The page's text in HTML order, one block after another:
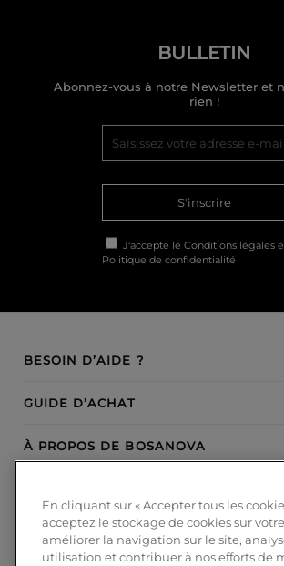
BULLETIN
Abonnez-vous à notre Newsletter et
rien !
S'inscrire
J'accepte le Conditions légales
Politique de confidentialité
BESOIN D’AIDE ?
GUIDE D’ACHAT
À PROPOS DE BOSANOVA
MODES DE PAIEMENT
En cliquant sur « Accepter tous les
acceptez le stockage de cookies sur
améliorer la navigation sur le site,
utilisation et contribuer à nos efforts de